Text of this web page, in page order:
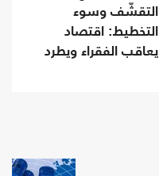
التقشّف وسوء
التخطيط: اقتصاد
يعاقب الفقراء ويطرد